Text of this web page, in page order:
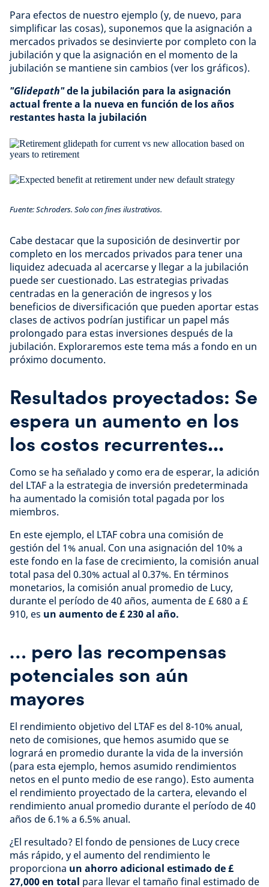
Para efectos de nuestro ejemplo (y, de nuevo, para
simplificar las cosas), suponemos que la asignación a
mercados privados se desinvierte por completo con la
jubilación y que la asignación en el momento de la
jubilación se mantiene sin cambios (ver los gráficos).
"Glidepath"de la jubilación para la asignación
actual frente a la nueva en función de los años
restantes hasta la jubilación
Fuente: Schroders. Solo con fines ilustrativos.
Cabe destacar que la suposición de desinvertir por
completo en los mercados privados para tener una
liquidez adecuada al acercarse y llegar a la jubilación
puede ser cuestionado. Las estrategias privadas
centradas en la generación de ingresos y los
beneficios de diversificación que pueden aportar estas
clases de activos podrían justificar un papel más
prolongado para estas inversiones después de la
jubilación. Exploraremos este tema más a fondo en un
próximo documento.
Resultados proyectados: Se
espera un aumento en los
los costos recurrentes...
Como se ha señalado y como era de esperar, la adición
del LTAF a la estrategia de inversión predeterminada
ha aumentado la comisión total pagada por los
miembros.
En este ejemplo, el LTAF cobra una comisión de
gestión del 1% anual. Con una asignación del 10% a
este fondo en la fase de crecimiento, la comisión anual
total pasa del 0.30% actual al 0.37%. En términos
monetarios, la comisión anual promedio de Lucy,
durante el período de 40 años, aumenta de £ 680 a £
910, es un aumento de £ 230 al año.
… pero las recompensas
potenciales son aún
mayores
El rendimiento objetivo del LTAF es del 8-10% anual,
neto de comisiones, que hemos asumido que se
logrará en promedio durante la vida de la inversión
(para esta ejemplo, hemos asumido rendimientos
netos en el punto medio de ese rango). Esto aumenta
el rendimiento proyectado de la cartera, elevando el
rendimiento anual promedio durante el período de 40
años de 6.1% a 6.5% anual.
¿El resultado? El fondo de pensiones de Lucy crece
más rápido, y el aumento del rendimiento le
proporciona un ahorro adicional estimado de £
27,000 en total para llevar el tamaño final estimado de